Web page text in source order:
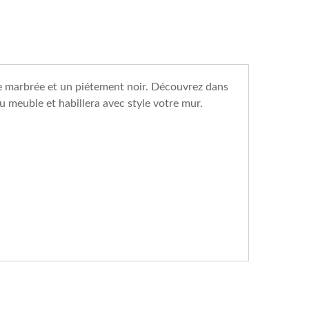
et un piétement noir. Découvrez dans
meuble et habillera avec style votre mur.